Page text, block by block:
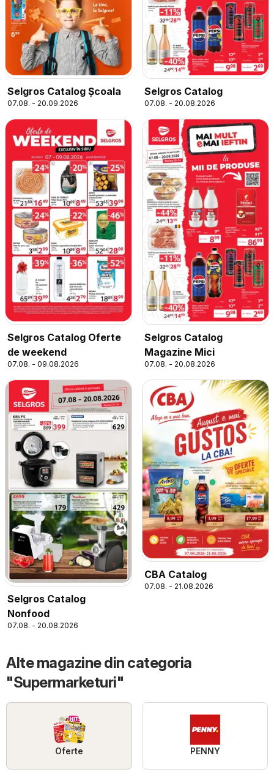
Selgros Catalog Şcoala
07.08. - 20.09.2026
Selgros Catalog
07.08. - 20.08.2026
Selgros Catalog Oferte
de weekend
07.08. - 09.08.2026
Selgros Catalog
Magazine Mici
07.08. - 20.08.2026
Selgros Catalog
Nonfood
07.08. - 20.08.2026
CBA Catalog
07.08. - 21.08.2026
Alte magazine din categoria
"Supermarketuri"
Oferte PENNY